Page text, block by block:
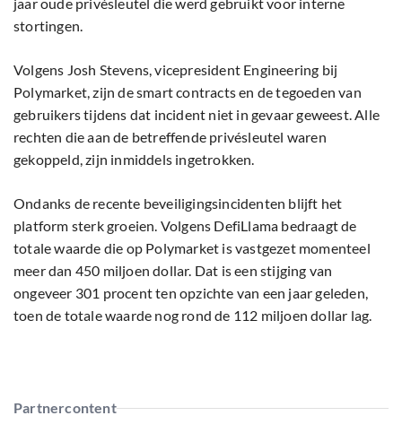
stortingen.
Volgens Josh Stevens, vicepresident Engineering bij
Polymarket, zijn de smart contracts en de tegoeden van
gebruikers tijdens dat incident niet in gevaar geweest. Alle
rechten die aan de betreffende privésleutel waren
gekoppeld, zijn inmiddels ingetrokken.
Ondanks de recente beveiligingsincidenten blijft het
platform sterk groeien. Volgens DefiLlama bedraagt de
totale waarde die op Polymarket is vastgezet momenteel
meer dan 450 miljoen dollar. Dat is een stijging van
ongeveer 301 procent ten opzichte van een jaar geleden,
toen de totale waarde nog rond de 112 miljoen dollar lag.
Partnercontent